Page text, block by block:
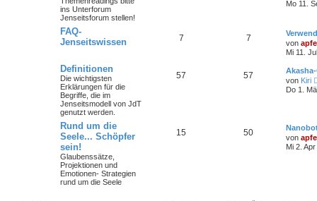
ins Unterforum
Jenseitsforum stellen!
Mo 11.
FAQ-
Jenseitswissen
7 7
von
Mi 11.
Definitionen
Die wichtigsten
Erklärungen für die
Begriffe, die im
Jenseitsmodell von JdT
genutzt werden.
57 57
von Kiri
Do 1.
Rund um die
Seele... Schöpfer
sein!
Glaubenssätze,
Projektionen und
Emotionen- Strategien
rund um die Seele
15 50
von
Mi 2.